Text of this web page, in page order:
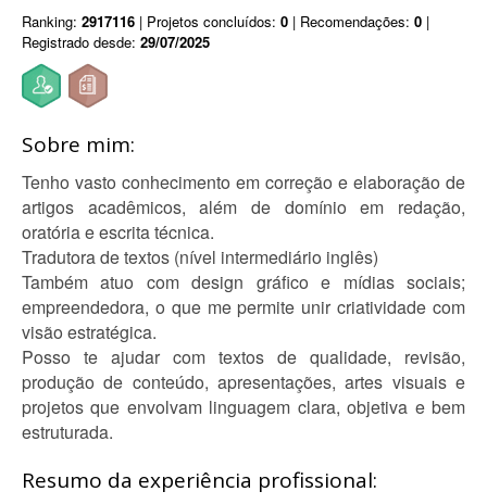
Ranking: 2917116 | Projetos concluídos: 0 | Recomendações: 0 |
Registrado desde: 29/07/2025
Sobre mim:
Tenho vasto conhecimento em correção e elaboração de
artigos acadêmicos, além de domínio em redação,
oratória e escrita técnica.
Tradutora de textos (nível intermediário inglês)
Também atuo com design gráfico e mídias sociais;
empreendedora, o que me permite unir criatividade com
visão estratégica.
Posso te ajudar com textos de qualidade, revisão,
produção de conteúdo, apresentações, artes visuais e
projetos que envolvam linguagem clara, objetiva e bem
estruturada.
Resumo da experiência profissional: